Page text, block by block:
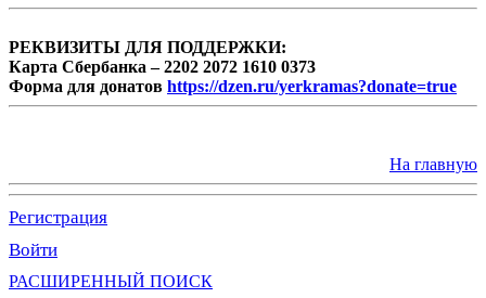
РЕКВИЗИТЫ ДЛЯ ПОДДЕРЖКИ:
Карта Сбербанка – 2202 2072 1610 0373
Форма для донатов https://dzen.ru/yerkramas?donate=true
На главную
Регистрация
Войти
РАСШИРЕННЫЙ ПОИСК